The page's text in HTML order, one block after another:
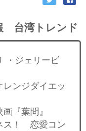
台湾トレンド
・ジェリービ
ンジダイエッ
『葉問』
ス！ 恋愛コン